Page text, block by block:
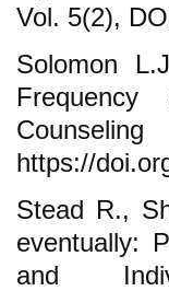
Vol. 5(2),
Solomon
https://
Stead R.,
eventually:
and